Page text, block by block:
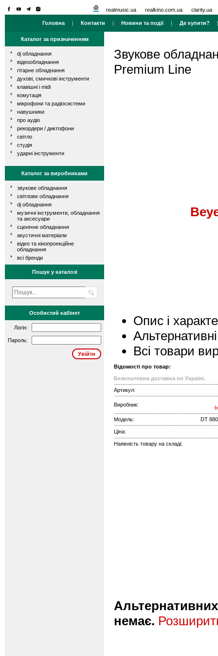
realmusic.ua realkino.com.ua clarity.ua
Головна | Контакти | Новини та події| Де купити?
Каталог за призначенням
dj обладнання
відеообладнання
гітарне обладнання
духові, смичкові інструменти
клавішні і midi
комутація
мікрофони та радіосистеми
навушники
про аудіо
рекордери / диктофони
світло
студія
ударні інструменти
Каталог за виробниками
звукове обладнання
світлове обладнання
dj обладнання
музичні інструменти, обладнання
та аксесуари
сценічне обладнання
акустичні матеріали
відео та кінопроекційне
обладнання
всі бренди
Пошук у каталозі
Особистий кабінет
Логін:
Пароль:
Звукове
Premium Line
Опис і
Всі товари
Відомості про товар:
Безкоштовна доставка по Україні.
Артикул:
Виробник:
Модель:
DT
Ціна:
Наявність товару на складі:
Альтернативних
немає.